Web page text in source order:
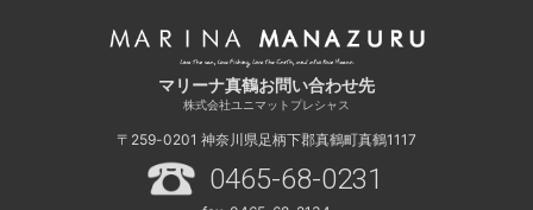
マリーナ真鶴お問い合わせ先
株式会社ユニマットプレシャス
〒259-0201 神奈川県足柄下郡真鶴町真鶴1117
0465-68-0231